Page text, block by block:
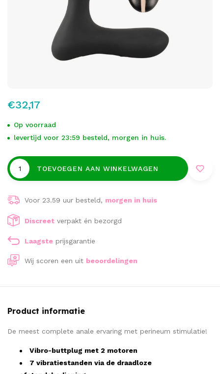
€32,17
Op voorraad
levertijd voor 23:59 besteld, morgen in huis.
TOEVOEGEN AAN WINKELWAGEN
Voor 23.59 uur besteld, morgen in huis
Discreet verpakt én bezorgd
Laagste prijsgarantie
Wij scoren een uit beoordelingen
Product informatie
De meest complete anale ervaring met perineum stimulatie!
Vibro-buttplug met 2 motoren
7 vibratiestanden via de draadloze